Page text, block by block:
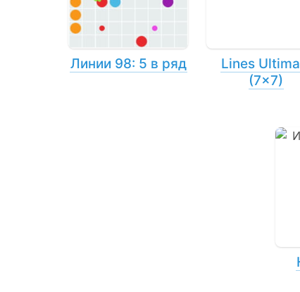
Линии 98: 5 в ряд
Lines
(7×7)